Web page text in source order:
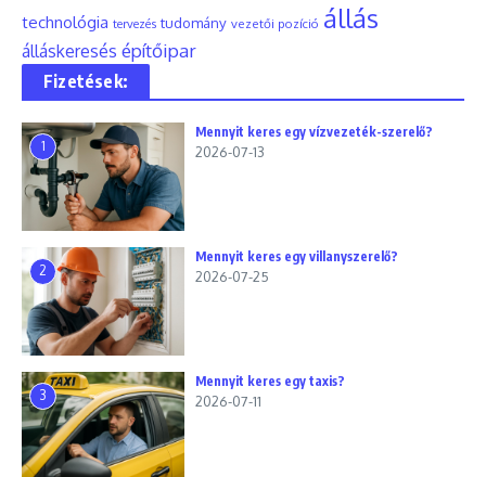
technológia tervezés tudomány vezetői pozíció állás
álláskeresés építőipar
Fizetések:
1
Mennyit keres egy vízvezeték-szerelő?
2026-07-13
2
Mennyit keres egy villanyszerelő?
2026-07-25
3
Mennyit keres egy taxis?
2026-07-11